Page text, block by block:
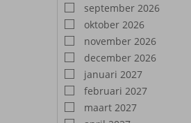
september 2026
oktober 2026
november 2026
december 2026
januari 2027
februari 2027
maart 2027